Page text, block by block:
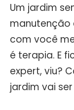
Um jardim
manutenção
com você
é terapia. E
expert, viu?
jardim vai